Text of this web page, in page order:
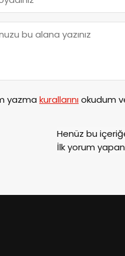
yazma kurallarınıokudum
Henüz bu
İlk yorum